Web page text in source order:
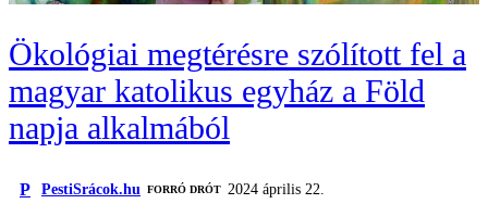
Ökológiai megtérésre szólított fel a
magyar katolikus egyház a Föld
napja alkalmából
P PestiSrácok.hu FORRÓ DRÓT 2024 április 22.